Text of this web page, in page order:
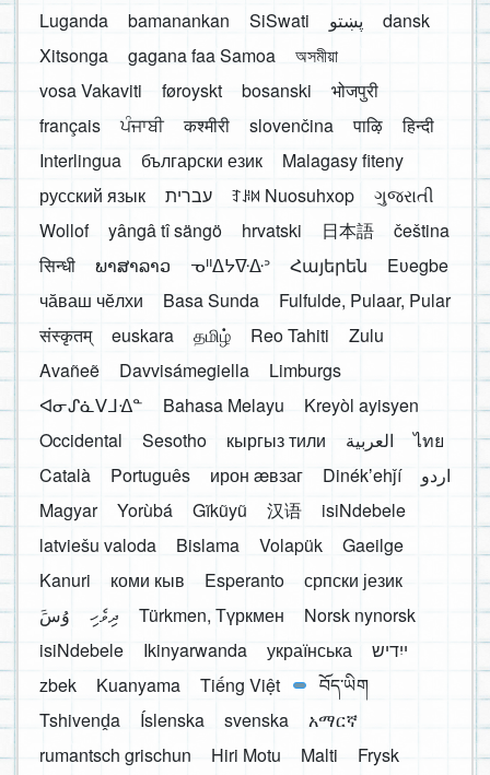
Luganda bamanankan SiSwati پښتو
dansk
Xitsonga
gagana faa Samoa
অসমীয়া
vosa Vakaviti
føroyskt bosanski
भोजपुरी
français
ਪੰਜਾਬੀ कश्मीरी slovenčina पाऴि
हिन्दी
Interlingua
български език
Malagasy fiteny
русский язык
עברית ꆈꌠ꒿ Nuosuhxop
ગુજરાતી
Wollof
yângâ tî sängö hrvatski 日本語
čeština
सिन्धी
ພາສາລາວ ᓀᐦᐃᔭᐍᐏᐣ Հայերեն
Eʋegbe
чӑваш чӗлхи
Basa Sunda
Fulfulde, Pulaar, Pular
संस्कृतम्
euskara தமிழ் Reo Tahiti
Zulu
Avañeẽ
Davvisámegiella
Limburgs
ᐊᓂᔑᓈᐯᒧᐎᓐ
Bahasa Melayu
Kreyòl ayisyen
Occidental
Sesotho кыргыз тили العربية
ไทย
Català
Português ирон æвзаг Dinékʼehǰí
اردو
Magyar
Yorùbá Gĩkũyũ 汉语
isiNdebele
latviešu valoda
Bislama Volapük
Gaeilge
Kanuri
коми кыв Esperanto
српски језик
َوُسَ
ދިވެހި Türkmen, Түркмен
Norsk nynorsk
isiNdebele
Ikinyarwanda українська
ייִדיש
zbek
Kuanyama Tiếng Việt
བོད་ཡིག
Tshivenḓa
Íslenska svenska
አማርኛ
rumantsch grischun
Hiri Motu Malti
Frysk